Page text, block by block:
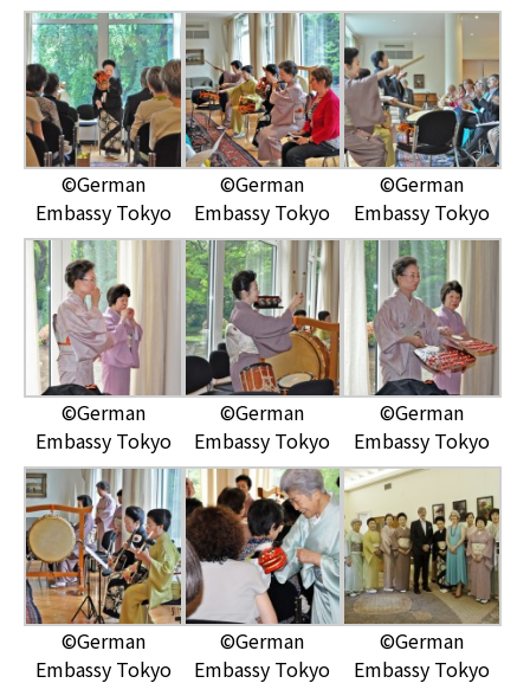
©German
Embassy Tokyo
©German
Embassy Tokyo
©German
Embassy Tokyo
©German
Embassy Tokyo
©German
Embassy Tokyo
©German
Embassy Tokyo
©German
Embassy Tokyo
©German
Embassy Tokyo
©German
Embassy Tokyo